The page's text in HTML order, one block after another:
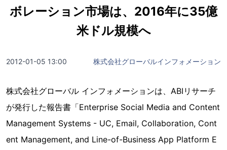
ボレーション市場は、2016年に35億
米ドル規模へ
2012-01-05 13:00 株式会社グローバルインフォメーション
株式会社グローバル インフォメーションは、ABIリサーチ
が発行した報告書「Enterprise Social Media and Content
Management Systems - UC, Email, Collaboration, Cont
ent Management, and Line-of-Business App Platform E